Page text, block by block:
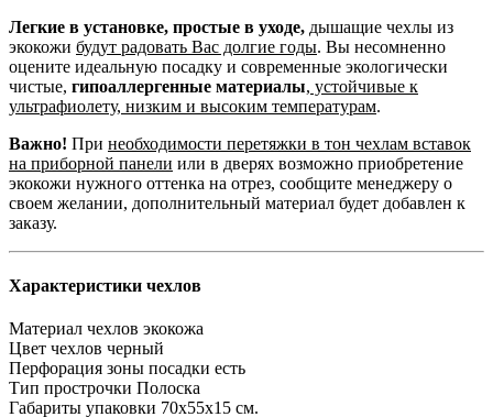
Легкие в установке, простые в уходе, дышащие чехлы из
экокожи будут радовать Вас долгие годы. Вы несомненно
оцените идеальную посадку и современные экологически
чистые, гипоаллергенные материалы, устойчивые к
ультрафиолету, низким и высоким температурам.
Важно! При необходимости перетяжки в тон чехлам вставок
на приборной панели или в дверях возможно приобретение
экокожи нужного оттенка на отрез, сообщите менеджеру о
своем желании, дополнительный материал будет добавлен к
заказу.
Характеристики чехлов
Материал чехлов экокожа
Цвет чехлов черный
Перфорация зоны посадки есть
Тип прострочки Полоска
Габариты упаковки 70х55х15 см.